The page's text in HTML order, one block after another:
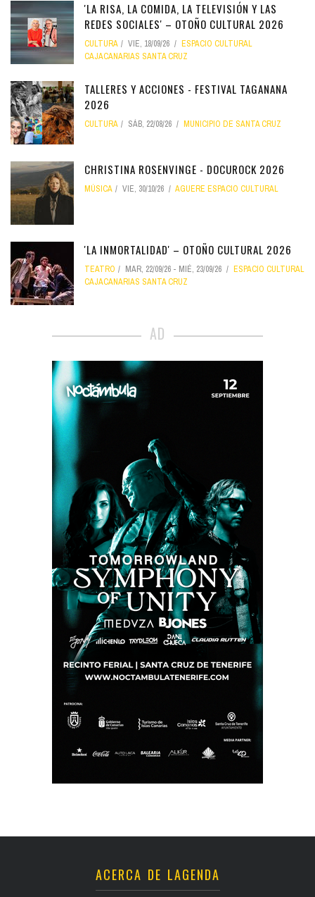
'LA RISA, LA COMIDA, LA TELEVISIÓN Y LAS
REDES SOCIALES' – OTOÑO CULTURAL 2026
CULTURA VIE, 18/09/26
ESPACIO CULTURAL
CAJACANARIAS SANTA CRUZ
TALLERES Y ACCIONES - FESTIVAL TAGANANA
2026
CULTURA SÁB, 22/08/26 MUNICIPIO DE SANTA CRUZ
CHRISTINA ROSENVINGE - DOCUROCK 2026
MÚSICA VIE, 30/10/26 AGUERE ESPACIO CULTURAL
'LA INMORTALIDAD' – OTOÑO CULTURAL 2026
TEATRO MAR, 22/09/26 - MIÉ, 23/09/26
ESPACIO CULTURAL
CAJACANARIAS SANTA CRUZ
AD
ACERCA DE LAGENDA